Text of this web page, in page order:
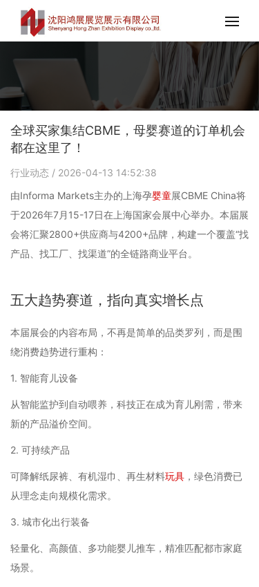
全球买家集结CBME，母婴赛道的订单机会
都在这里了！
行业动态 / 2026-04-13 14:52:38
由Informa Markets主办的上海孕婴童展CBME China将
于2026年7月15-17日在上海国家会展中心举办。本届展
会将汇聚2800+供应商与4200+品牌，构建一个覆盖“找
产品、找工厂、找渠道”的全链路商业平台。
五大趋势赛道，指向真实增长点
本届展会的内容布局，不再是简单的品类罗列，而是围
绕消费趋势进行重构：
1. 智能育儿设备
从智能监护到自动喂养，科技正在成为育儿刚需，带来
新的产品溢价空间。
2. 可持续产品
可降解纸尿裤、有机湿巾、再生材料玩具 ，绿色消费已
从理念走向规模化需求。
3. 城市化出行装备
轻量化、高颜值、多功能婴儿推车，精准匹配都市家庭
场景。